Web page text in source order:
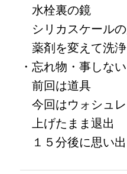
水栓裏の鏡
シリカスケール
薬剤を変えて洗浄
・忘れ物・事しな
前回は道具
今回はウォシュ
上げたまま退出
１５分後に思い